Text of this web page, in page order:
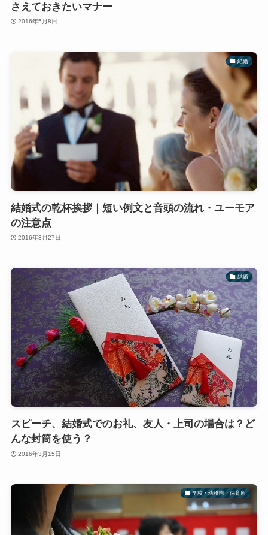
さえておきたいマナー
2016年5月8日
結婚
結婚式の乾杯挨拶｜短い例文と音頭の流れ・ユーモア
の注意点
2016年3月27日
結婚
スピーチ、結婚式でのお礼、友人・上司の場合は？ど
んな封筒を使う？
2016年3月15日
学校・幼稚園・保育所